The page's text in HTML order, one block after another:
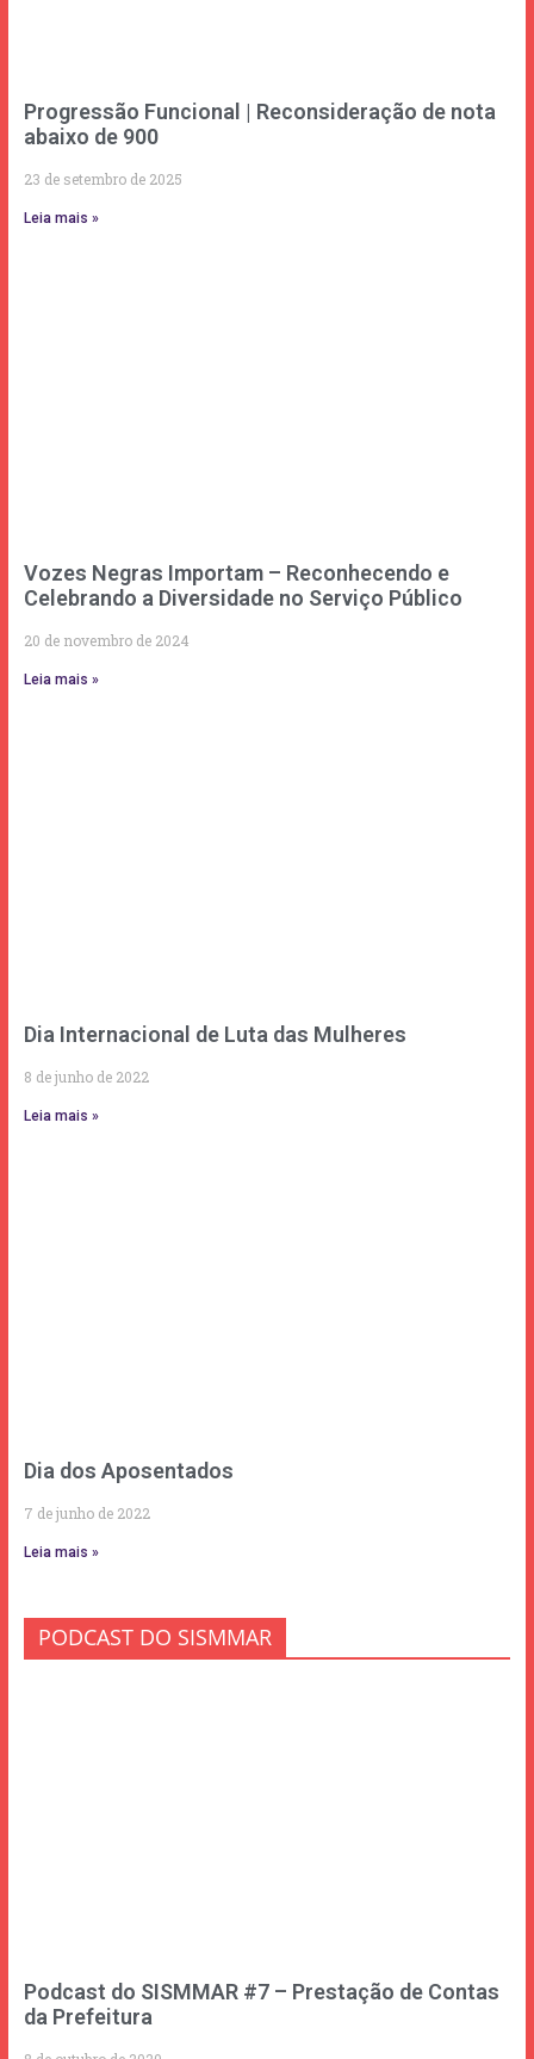
Progressão Funcional | Reconsideração de nota
abaixo de 900
23 de setembro de 2025
Leia mais »
Vozes Negras Importam – Reconhecendo e
Celebrando a Diversidade no Serviço Público
20 de novembro de 2024
Leia mais »
Dia Internacional de Luta das Mulheres
8 de junho de 2022
Leia mais »
Dia dos Aposentados
7 de junho de 2022
Leia mais »
PODCAST DO SISMMAR
Podcast do SISMMAR #7 – Prestação de Contas
da Prefeitura